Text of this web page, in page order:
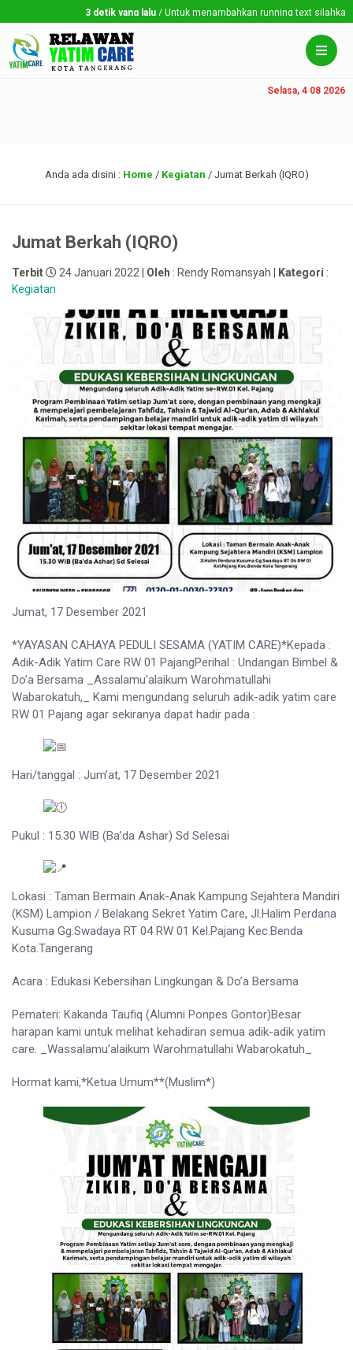
3 detik yang lalu/ Untuk menambahkan running text silahkan ke
Selasa, 4 08 2026
Anda ada disini : Home / Kegiatan / Jumat Berkah (IQRO)
Jumat Berkah (IQRO)
Terbit 24 Januari 2022 | Oleh : Rendy Romansyah | Kategori :
Kegiatan
Jumat, 17 Desember 2021
*YAYASAN CAHAYA PEDULI SESAMA (YATIM CARE)*Kepada :
Adik-Adik Yatim Care RW 01 PajangPerihal : Undangan Bimbel &
Do’a Bersama _Assalamu’alaikum Warohmatullahi
Wabarokatuh,_ Kami mengundang seluruh adik-adik yatim care
RW 01 Pajang agar sekiranya dapat hadir pada :
Hari/tanggal : Jum’at, 17 Desember 2021
Pukul : 15.30 WIB (Ba’da Ashar) Sd Selesai
Lokasi : Taman Bermain Anak-Anak Kampung Sejahtera Mandiri
(KSM) Lampion / Belakang Sekret Yatim Care, Jl.Halim Perdana
Kusuma Gg.Swadaya RT 04 RW 01 Kel.Pajang Kec.Benda
Kota.Tangerang
Acara : Edukasi Kebersihan Lingkungan & Do’a Bersama
Pemateri: Kakanda Taufiq (Alumni Ponpes Gontor)Besar
harapan kami untuk melihat kehadiran semua adik-adik yatim
care. _Wassalamu’alaikum Warohmatullahi Wabarokatuh_
Hormat kami,*Ketua Umum**(Muslim*)